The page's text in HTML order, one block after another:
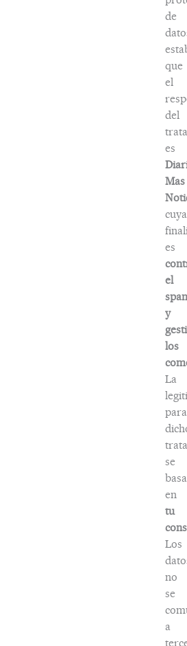
de
que
el
del
es
Mas
cuya
es
el
y
los
La
para
se
basa
en
tu
Los
no
se
a